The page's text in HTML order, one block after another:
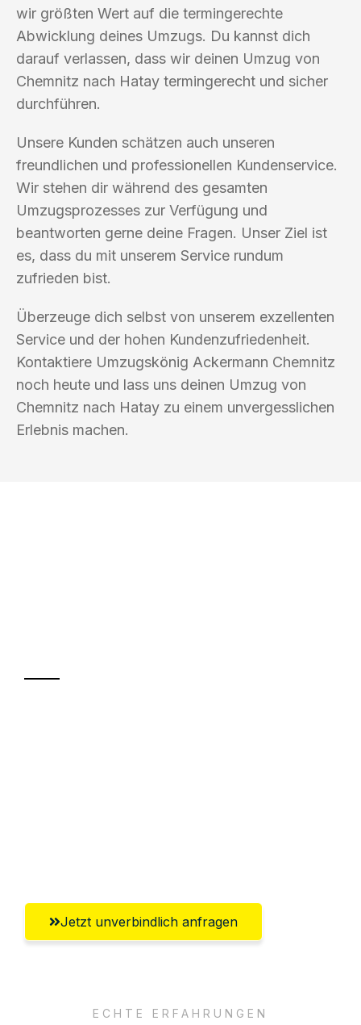
wir größten Wert auf die termingerechte
Abwicklung deines Umzugs. Du kannst dich
darauf verlassen, dass wir deinen Umzug von
Chemnitz nach Hatay termingerecht und sicher
durchführen.
Unsere Kunden schätzen auch unseren
freundlichen und professionellen Kundenservice.
Wir stehen dir während des gesamten
Umzugsprozesses zur Verfügung und
beantworten gerne deine Fragen. Unser Ziel ist
es, dass du mit unserem Service rundum
zufrieden bist.
Überzeuge dich selbst von unserem exzellenten
Service und der hohen Kundenzufriedenheit.
Kontaktiere Umzugskönig Ackermann Chemnitz
noch heute und lass uns deinen Umzug von
Chemnitz nach Hatay zu einem unvergesslichen
Erlebnis machen.
Jetzt unverbindlich anfragen
ECHTE ERFAHRUNGEN